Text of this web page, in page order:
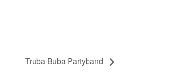
Truba Buba Partyband